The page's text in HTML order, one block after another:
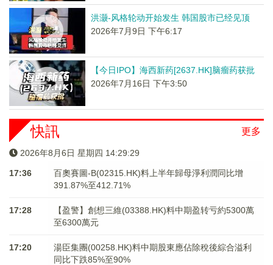
洪灏-风格轮动开始发生 韩国股市已经见顶
2026年7月9日 下午6:17
【今日IPO】海西新药[2637.HK]脑瘤药获批
2026年7月16日 下午3:50
更多
快訊
2026年8月6日 星期四 14:29:30
17:36
百奧賽圖-B(02315.HK)料上半年歸母淨利潤同比增
391.87%至412.71%
17:28
【盈警】創想三維(03388.HK)料中期盈转亏約5300萬
至6300萬元
17:20
湯臣集團(00258.HK)料中期股東應佔除稅後綜合溢利
同比下跌85%至90%